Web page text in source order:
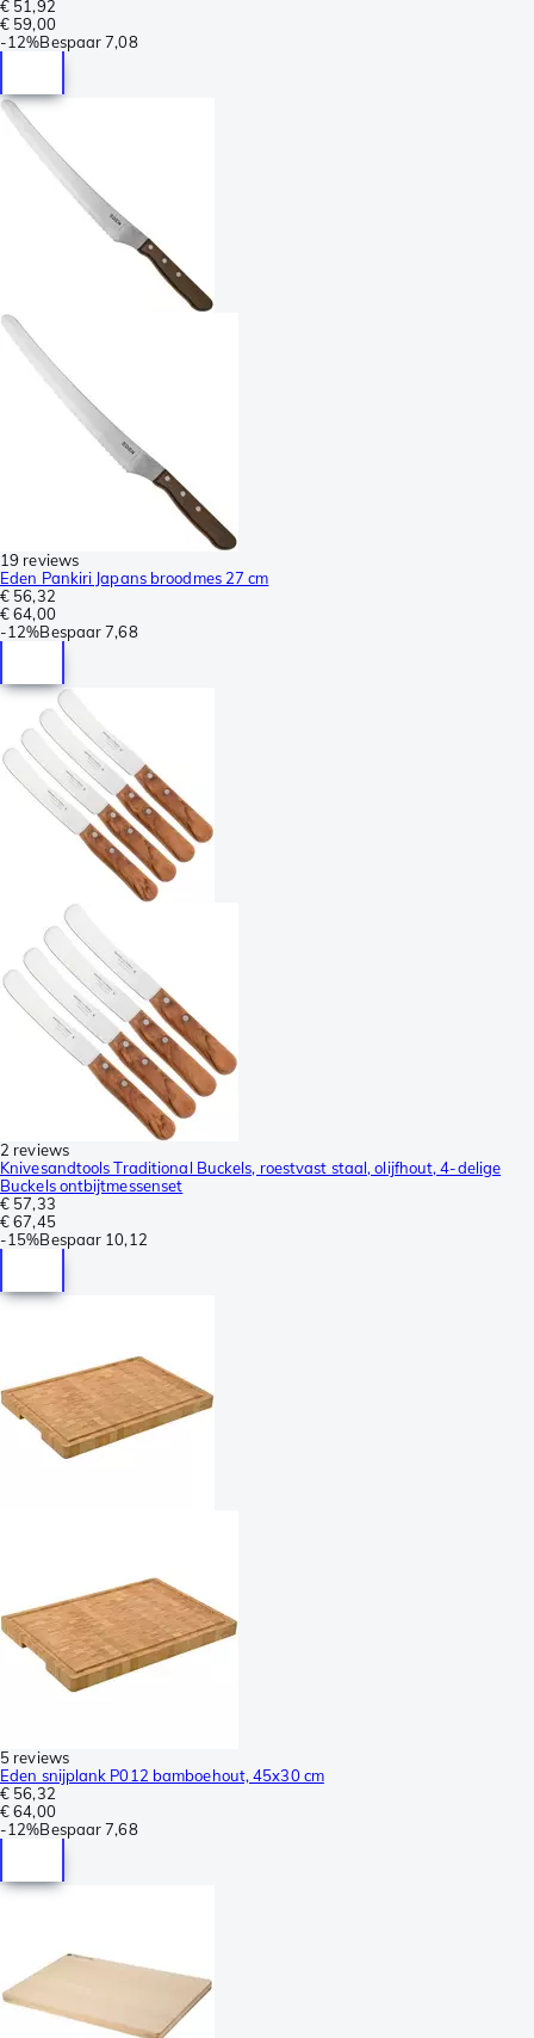
€ 51,92
€ 59,00
-12%Bespaar 7,08
19 reviews
Eden Pankiri Japans broodmes 27 cm
€ 56,32
€ 64,00
-12%Bespaar 7,68
2 reviews
Knivesandtools Traditional Buckels, roestvast staal, olijfhout, 4-delige
Buckels ontbijtmessenset
€ 57,33
€ 67,45
-15%Bespaar 10,12
5 reviews
Eden snijplank P012 bamboehout, 45x30 cm
€ 56,32
€ 64,00
-12%Bespaar 7,68